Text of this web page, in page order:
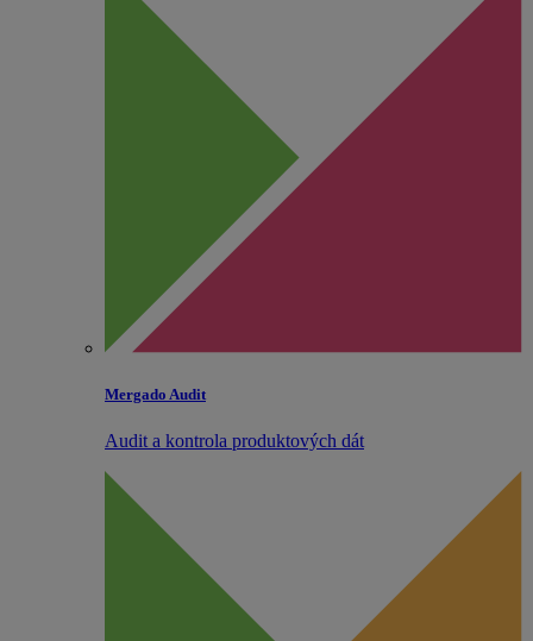
Mergado Audit
Audit a kontrola produktových dát